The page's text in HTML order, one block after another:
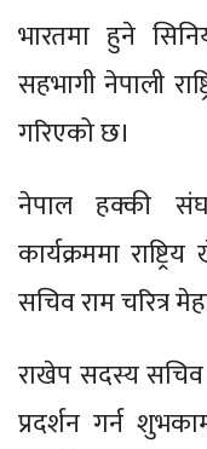
भारतमा हुने
सहभागी नेपाली
गरिएको छ।
नेपाल हक्की
कार्यक्रममा
सचिव राम चरित्र
राखेप सदस्य सचिव
प्रदर्शन गर्न